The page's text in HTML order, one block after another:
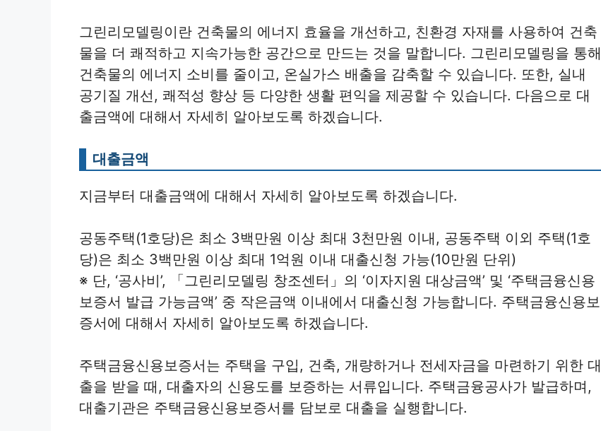
그린리모델링이란 건축물의 에너지 효율을 개선하고, 친환경 자재를 사용하여 건축
물을 더 쾌적하고 지속가능한 공간으로 만드는 것을 말합니다. 그린리모델링을 통해
건축물의 에너지 소비를 줄이고, 온실가스 배출을 감축할 수 있습니다. 또한, 실내
공기질 개선, 쾌적성 향상 등 다양한 생활 편익을 제공할 수 있습니다. 다음으로 대
출금액에 대해서 자세히 알아보도록 하겠습니다.
대출금액
지금부터 대출금액에 대해서 자세히 알아보도록 하겠습니다.
공동주택(1호당)은 최소 3백만원 이상 최대 3천만원 이내, 공동주택 이외 주택(1호
당)은 최소 3백만원 이상 최대 1억원 이내 대출신청 가능(10만원 단위)
※ 단, ‘공사비’, 「그린리모델링 창조센터」의 ‘이자지원 대상금액’ 및 ‘주택금융신용
보증서 발급 가능금액’ 중 작은금액 이내에서 대출신청 가능합니다. 주택금융신용보
증서에 대해서 자세히 알아보도록 하겠습니다.
주택금융신용보증서는 주택을 구입, 건축, 개량하거나 전세자금을 마련하기 위한 대
출을 받을 때, 대출자의 신용도를 보증하는 서류입니다. 주택금융공사가 발급하며,
대출기관은 주택금융신용보증서를 담보로 대출을 실행합니다.